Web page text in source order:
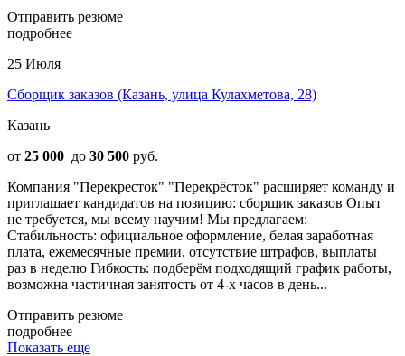
Отправить резюме
подробнее
25 Июля
Сборщик заказов (Казань, улица Кулахметова, 28)
Казань
от 25 000 до 30 500 руб.
Компания "Перекресток" "Перекрёсток" расширяет команду и
приглашает кандидатов на позицию: сборщик заказов Опыт
не требуется, мы всему научим! Мы предлагаем:
Стабильность: официальное оформление, белая заработная
плата, ежемесячные премии, отсутствие штрафов, выплаты
раз в неделю Гибкость: подберём подходящий график работы,
возможна частичная занятость от 4-х часов в день...
Отправить резюме
подробнее
Показать еще